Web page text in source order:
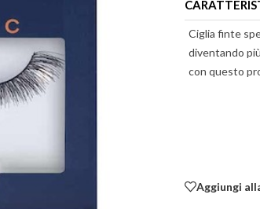
Ciglia finte
diventando
con questo
Aggiungi